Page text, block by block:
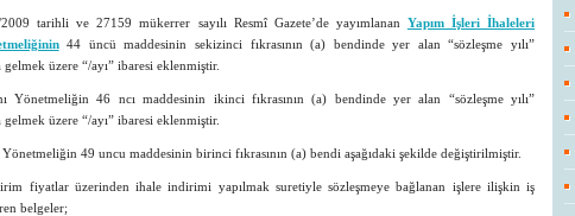
tarihli ve 27159 mükerrer sayılı Resmî Gazete’de yayımlanan Yapım İşleri İhaleleri
44 üncü maddesinin sekizinci fıkrasının (a) bendinde yer alan “sözleşme yılı”
üzere “/ayı” ibaresi eklenmiştir.
Yönetmeliğin 46 ncı maddesinin ikinci fıkrasının (a) bendinde yer alan “sözleşme yılı”
üzere “/ayı” ibaresi eklenmiştir.
Yönetmeliğin 49 uncu maddesinin birinci fıkrasının (a) bendi aşağıdaki şekilde değiştirilmiştir.
fiyatlar üzerinden ihale indirimi yapılmak suretiyle sözleşmeye bağlanan işlere ilişkin iş
belgeler;